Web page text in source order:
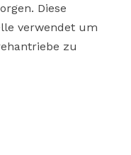
Diese
verwendet um
zu